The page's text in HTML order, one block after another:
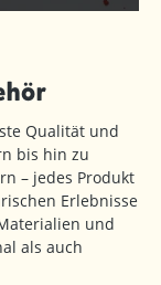
Qualität und
bis hin zu
– jedes Produkt
Erlebnisse
und
als auch